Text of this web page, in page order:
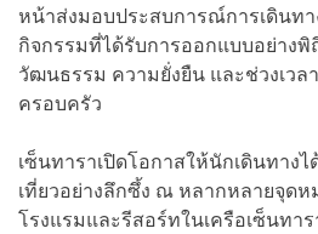
หน้าส่งมอบประสบการณ์การเดินท
กิจกรรมที่ได้รับการออกแบบอย่าง
วัฒนธรรม ความยั่งยืน และช่วงเว
ครอบครัว
เซ็นทาราเปิดโอกาสให้นักเดินทาง
เที่ยวอย่างลึกซึ้ง ณ หลากหลายจุดห
โรงแรมและรีสอร์ทในเครือเซ็นทา